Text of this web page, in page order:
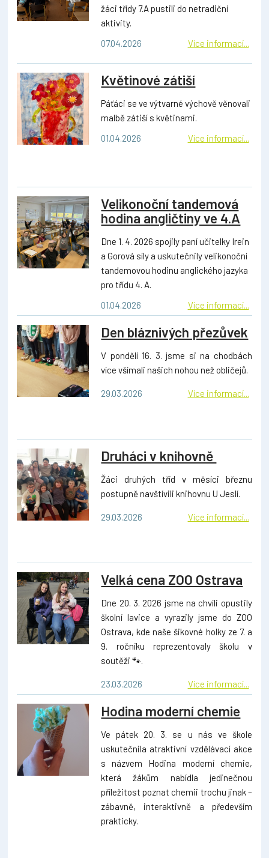
žáci třídy 7.A pustili do netradiční
aktivity.
07.04.2026
Více informací...
Květinové zátiší
Páťáci se ve výtvarné výchově věnovali
malbě zátiší s květinami.
01.04.2026
Více informací...
Velikonoční tandemová
hodina angličtiny ve 4.A
Dne 1. 4. 2026 spojily paní učitelky Irein
a Gorová síly a uskutečnily velikonoční
tandemovou hodinu anglického jazyka
pro třídu 4. A.
01.04.2026
Více informací...
Den bláznivých přezůvek
V pondělí 16. 3. jsme si na chodbách
více všímali našich nohou než obličejů.
29.03.2026 Více informací...
Druháci v knihovně
Žáci druhých tříd v měsíci březnu
postupně navštívili knihovnu U Jeslí.
29.03.2026 Více informací...
Velká cena ZOO Ostrava
Dne 20. 3. 2026 jsme na chvíli opustily
školní lavice a vyrazily jsme do ZOO
Ostrava, kde naše šikovné holky ze 7. a
9. ročníku reprezentovaly školu v
soutěži 🐾.
23.03.2026 Více informací...
Hodina moderní chemie
Ve pátek 20. 3. se u nás ve škole
uskutečnila atraktivní vzdělávací akce
s názvem Hodina moderní chemie,
která žákům nabídla jedinečnou
příležitost poznat chemii trochu jinak –
zábavně, interaktivně a především
prakticky.